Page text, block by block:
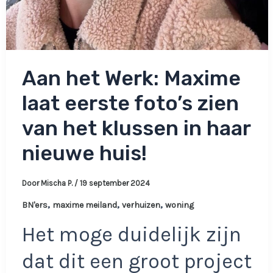
Aan het Werk: Maxime
laat eerste foto’s zien
van het klussen in haar
nieuwe huis!
Door Mischa P. / 19 september 2024
BN'ers, maxime meiland, verhuizen, woning
Het moge duidelijk zijn
dat dit een groot project